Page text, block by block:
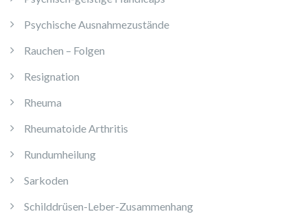
Psychische Ausnahmezustände
Rauchen – Folgen
Resignation
Rheuma
Rheumatoide Arthritis
Rundumheilung
Sarkoden
Schilddrüsen-Leber-Zusammenhang